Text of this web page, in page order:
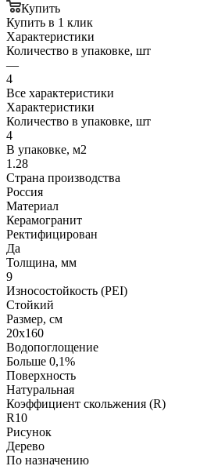
Купить
Купить в 1 клик
Характеристики
Количество в упаковке, шт
—
4
Все характеристики
Характеристики
Количество в упаковке, шт
4
В упаковке, м2
1.28
Страна производства
Россия
Материал
Керамогранит
Ректифицирован
Да
Толщина, мм
9
Износостойкость (PEI)
Стойкий
Размер, см
20х160
Водопоглощение
Больше 0,1%
Поверхность
Натуральная
Коэффициент скольжения (R)
R10
Рисунок
Дерево
По назначению